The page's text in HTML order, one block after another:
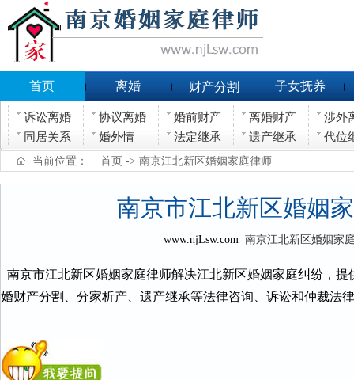
首页 离婚 财产分割 子女抚养
诉讼离婚 协议离婚 婚前财产 离婚财产
涉外
同居关系
婚外情 法定继承 遗产继承 代位
当前位置： 首页 -> 南京江北新区婚姻家庭律师
南京市江北新区婚姻
www.njLsw.com南京江北新区婚姻家
南京市江北新区婚姻家庭律师解决江北新区婚姻家庭纠纷，
婚财产分割、分家析产、遗产继承等法律咨询、诉讼和仲裁法